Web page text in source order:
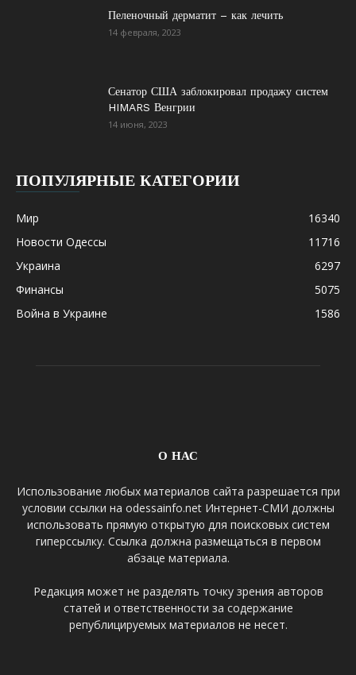
Пеленочный дерматит – как лечить
14 февраля, 2023
Сенатор США заблокировал продажу систем
HIMARS Венгрии
14 июня, 2023
ПОПУЛЯРНЫЕ КАТЕГОРИИ
Мир
16340
Новости Одессы
11716
Украина
6297
Финансы
5075
Война в Украине
1586
О НАС
Использование любых материалов сайта разрешается при
условии ссылки на odessainfo.net Интернет-СМИ должны
использовать прямую открытую для поисковых систем
гиперссылку. Ссылка должна размещаться в первом
абзаце материала.
Редакция может не разделять точку зрения авторов
статей и ответственности за содержание
републицируемых материалов не несет.